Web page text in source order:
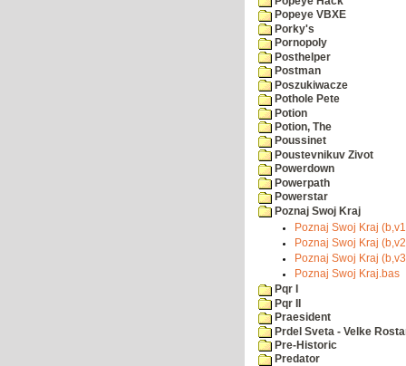
Popeye VBXE
Porky's
Pornopoly
Posthelper
Postman
Poszukiwacze
Pothole Pete
Potion
Potion, The
Poussinet
Poustevnikuv Zivot
Powerdown
Powerpath
Powerstar
Poznaj Swoj Kraj
Poznaj Swoj Kraj
Poznaj Swoj Kraj
Poznaj Swoj Kraj
Poznaj Swoj Kraj.bas
Pqr I
Pqr II
Praesident
Prdel Sveta - Velke
Pre-Historic
Predator